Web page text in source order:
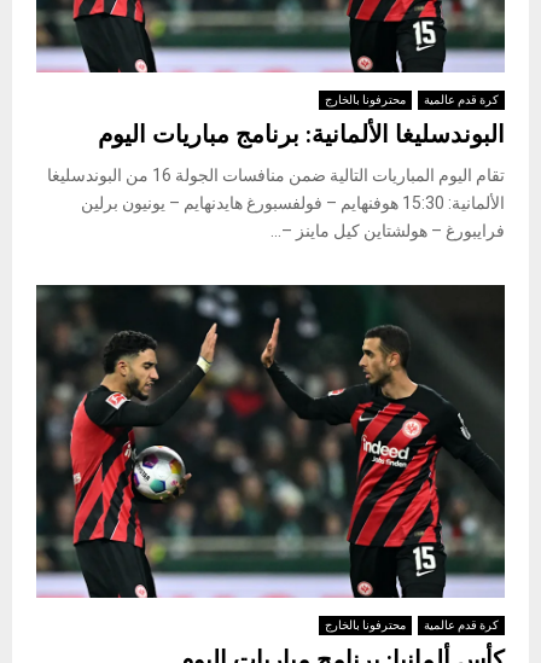
كرة قدم عالمية محترفونا بالخارج
البوندسليغا الألمانية: برنامج مباريات اليوم
تقام اليوم المباريات التالية ضمن منافسات الجولة 16 من البوندسليغا
الألمانية: ​​​​​​​15:30 هوفنهايم – فولفسبورغ هايدنهايم – يونيون برلين
فرايبورغ – هولشتاين كيل ماينز –...
كرة قدم عالمية محترفونا بالخارج